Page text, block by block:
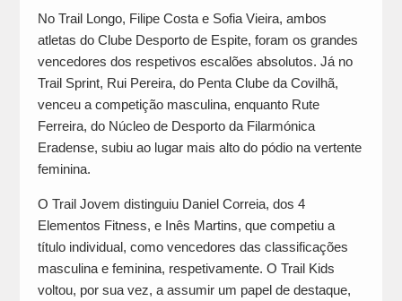
No Trail Longo, Filipe Costa e Sofia Vieira, ambos
atletas do Clube Desporto de Espite, foram os grandes
vencedores dos respetivos escalões absolutos. Já no
Trail Sprint, Rui Pereira, do Penta Clube da Covilhã,
venceu a competição masculina, enquanto Rute
Ferreira, do Núcleo de Desporto da Filarmónica
Eradense, subiu ao lugar mais alto do pódio na vertente
feminina.
O Trail Jovem distinguiu Daniel Correia, dos 4
Elementos Fitness, e Inês Martins, que competiu a
título individual, como vencedores das classificações
masculina e feminina, respetivamente. O Trail Kids
voltou, por sua vez, a assumir um papel de destaque,